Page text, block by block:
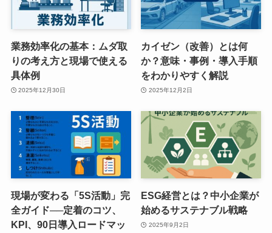
業務効率化の基本：ムダ取
りの考え方と現場で使える
具体例
2025年12月30日
カイゼン（改善）とは何
か？意味・事例・導入手順
をわかりやすく解説
2025年12月2日
現場が変わる「5S活動」完
全ガイド──定着のコツ、
KPI、90日導入ロードマッ
ESG経営とは？中小企業が
始めるサステナブル戦略
2025年9月2日